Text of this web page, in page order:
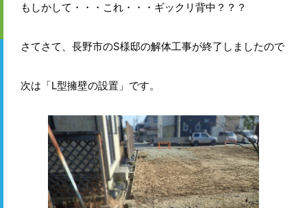
もしかして・・・これ・・・ギックリ背中？？？
さてさて、長野市のS様邸の解体工事が終了しましたので
次は「L型擁壁の設置」です。